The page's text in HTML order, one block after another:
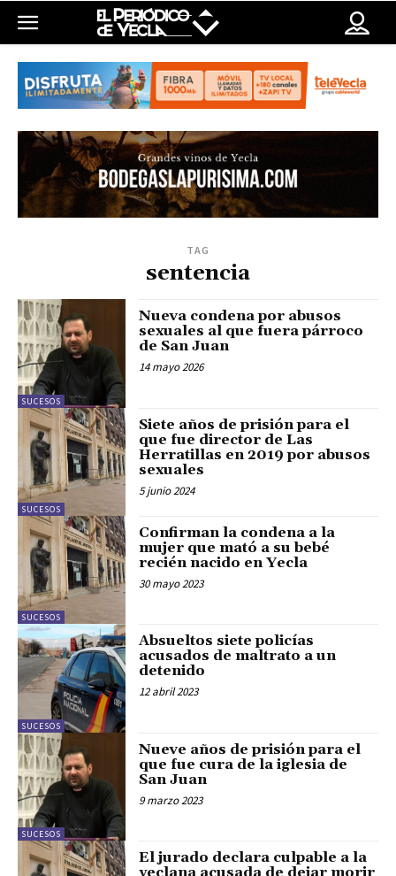
TAG
sentencia
SUCESOS
Nueva condena por abusos
sexuales al que fuera párroco
de San Juan
14 mayo 2026
SUCESOS
Siete años de prisión para el
que fue director de Las
Herratillas en 2019 por abusos
sexuales
5 junio 2024
SUCESOS
Confirman la condena a la
mujer que mató a su bebé
recién nacido en Yecla
30 mayo 2023
SUCESOS
Absueltos siete policías
acusados de maltrato a un
detenido
12 abril 2023
SUCESOS
Nueve años de prisión para el
que fue cura de la iglesia de
San Juan
9 marzo 2023
El jurado declara culpable a la